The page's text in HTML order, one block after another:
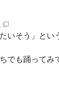
いそう」とい
でも踊ってみ